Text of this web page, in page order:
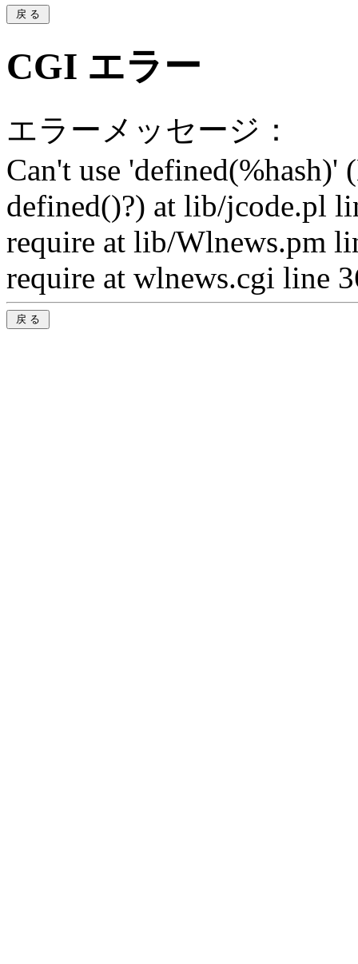
CGI エラー
エラーメッセージ：
Can't use
defined()?) at lib/jcode.pl
require at lib/Wlnews.pm
require at wlnews.cgi line